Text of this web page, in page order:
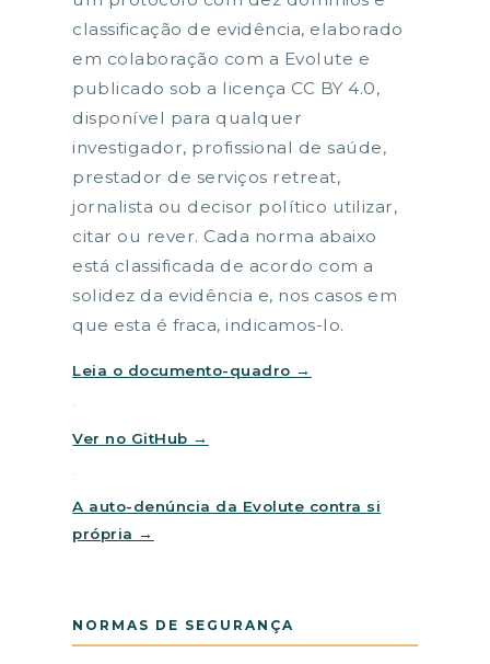
classificação de evidência, elaborado
em colaboração com a Evolute e
publicado sob a licença CC BY 4.0,
disponível para qualquer
investigador, profissional de saúde,
prestador de serviços retreat,
jornalista ou decisor político utilizar,
citar ou rever. Cada norma abaixo
está classificada de acordo com a
solidez da evidência e, nos casos em
que esta é fraca, indicamos-lo.
Leia o documento-quadro →
·
Ver no GitHub →
·
A auto-denúncia da Evolute contra si
própria →
NORMAS DE SEGURANÇA